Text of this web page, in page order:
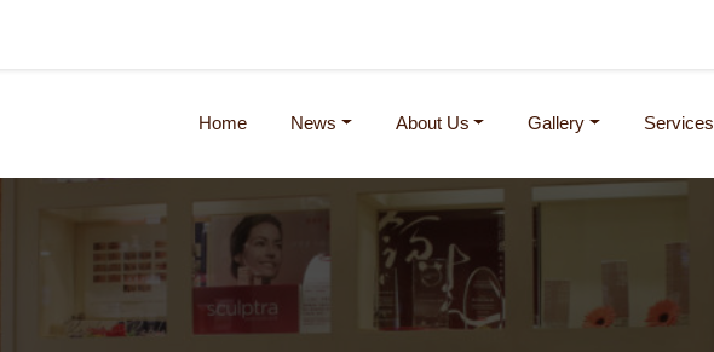
Home(current)News About Us Gallery Services